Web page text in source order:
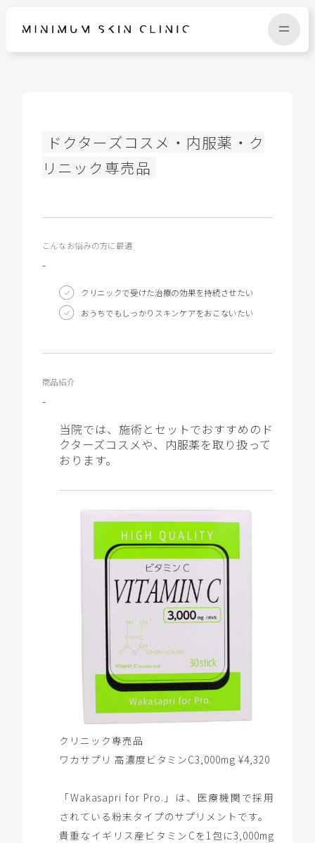
ドクターズコスメ・内服薬・ク
リニック専売品
こんなお悩みの方に最適
-
クリニックで受けた治療の効果を持続させたい
おうちでもしっかりスキンケアをおこないたい
商品紹介
-
当院では、施術とセットでおすすめのド
クターズコスメや、内服薬を取り扱って
おります。
クリニック専売品
ワカサプリ 高濃度ビタミンC3,000mg ¥4,320
「Wakasapri for Pro.」は、医療機関で採用
されている粉末タイプのサプリメントです。
貴重なイギリス産ビタミンCを1包に3,000mg
NEWS
LOCATION
COLUMN